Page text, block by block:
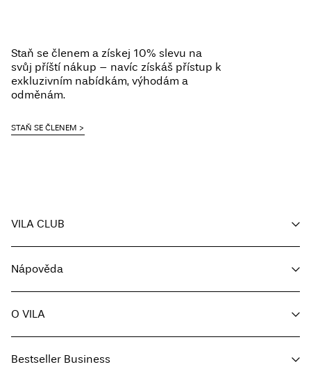
Staň se členem a získej 10% slevu na
svůj příští nákup – navíc získáš přístup k
exkluzivním nabídkám, výhodám a
odměnám.
STAŇ SE ČLENEM
VILA CLUB
Sledování objednávky
Nápověda
Vrátit zde
Možnosti dodání
Průvodce velikostmi
O VILA
Média
Bestseller Business